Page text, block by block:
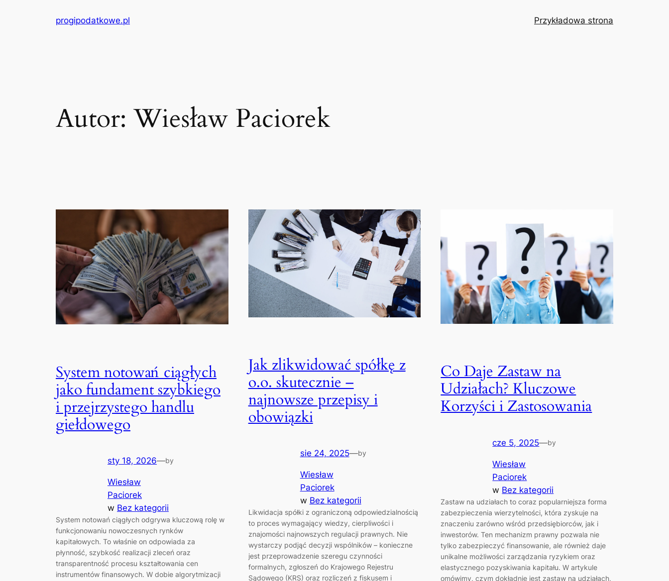
progipodatkowe.pl Przykładowa strona
Autor:Wiesław Paciorek
System notowań ciągłych
jako fundament szybkiego
i przejrzystego handlu
giełdowego
sty 18, 2026—by
Wiesław
Paciorek
w Bez kategorii
System notowań ciągłych odgrywa kluczową rolę w
funkcjonowaniu nowoczesnych rynków
kapitałowych. To właśnie on odpowiada za
płynność, szybkość realizacji zleceń oraz
transparentność procesu kształtowania cen
instrumentów finansowych. W dobie algorytmizacji
Jak zlikwidować spółkę z
o.o. skutecznie –
najnowsze przepisy i
obowiązki
sie 24, 2025—by
Wiesław
Paciorek
w Bez kategorii
Likwidacja spółki z ograniczoną odpowiedzialnością
to proces wymagający wiedzy, cierpliwości i
znajomości najnowszych regulacji prawnych. Nie
wystarczy podjąć decyzji wspólników – konieczne
jest przeprowadzenie szeregu czynności
formalnych, zgłoszeń do Krajowego Rejestru
Sądowego (KRS) oraz rozliczeń z fiskusem i
Co Daje Zastaw na
Udziałach? Kluczowe
Korzyści i Zastosowania
cze 5, 2025—by
Wiesław
Paciorek
w Bez kategorii
Zastaw na udziałach to coraz popularniejsza forma
zabezpieczenia wierzytelności, która zyskuje na
znaczeniu zarówno wśród przedsiębiorców, jak i
inwestorów. Ten mechanizm prawny pozwala nie
tylko zabezpieczyć finansowanie, ale również daje
unikalne możliwości zarządzania ryzykiem oraz
elastycznego pozyskiwania kapitału. W artykule
omówimy, czym dokładnie jest zastaw na udziałach,